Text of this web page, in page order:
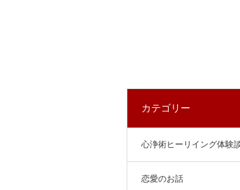
カテゴリー
心浄術ヒーリイング体験
恋愛のお話